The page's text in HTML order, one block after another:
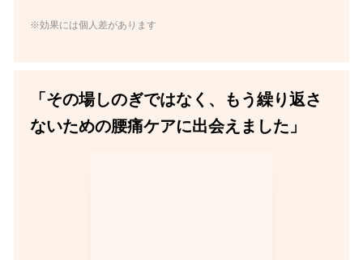
※効果には個人差があります
「その場しのぎではなく、もう繰り返さ
ないための腰痛ケアに出会えました」